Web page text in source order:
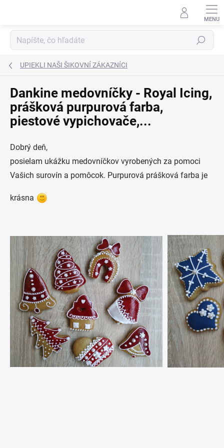
Hľadať
UPIEKLI NAŠI ŠIKOVNÍ ZÁKAZNÍCI
Dankine medovníčky - Royal Icing,
prášková purpurová farba,
piestové vypichovače,...
Dobrý deň,
posielam ukážku medovníčkov vyrobených za pomoci
Vašich surovín a pomôcok. Purpurová prášková farba je
krásna